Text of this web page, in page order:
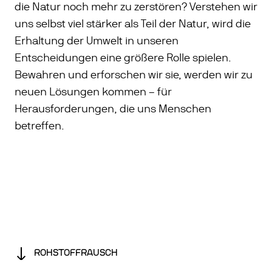
die Natur noch mehr zu zerstören? Verstehen wir
uns selbst viel stärker als Teil der Natur, wird die
Erhaltung der Umwelt in unseren
Entscheidungen eine größere Rolle spielen.
Bewahren und erforschen wir sie, werden wir zu
neuen Lösungen kommen – für
Herausforderungen, die uns Menschen
betreffen.
ROHSTOFFRAUSCH